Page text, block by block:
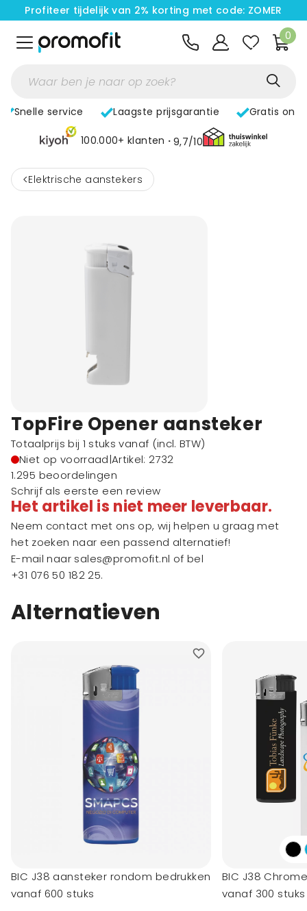
Profiteer tijdelijk van 2% korting met code: ZOMER
0
Snelle service Laagste prijsgarantie Gratis
100.000+ klanten 9,7/10
< Elektrische aanstekers
TopFire Opener aansteker
Totaalprijs bij 1 stuks vanaf (incl. BTW)
Niet op voorraad|Artikel: 2732
1.295 beoordelingen
Schrijf als eerste een review
Het artikel is niet meer leverbaar.
Neem contact met ons op, wij helpen u graag met
het zoeken naar een passend alternatief!
E-mail naar sales@promofit.nl of bel
+31 076 50 182 25.
Alternatieven
BIC J38 aansteker rondom bedrukken
vanaf 600 stuks
BIC J38
vanaf 300 stuks